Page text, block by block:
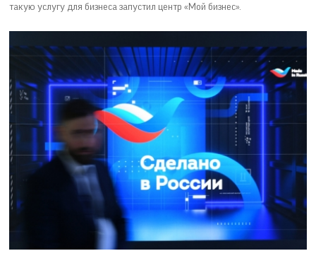
такую услугу для бизнеса запустил центр «Мой бизнес».